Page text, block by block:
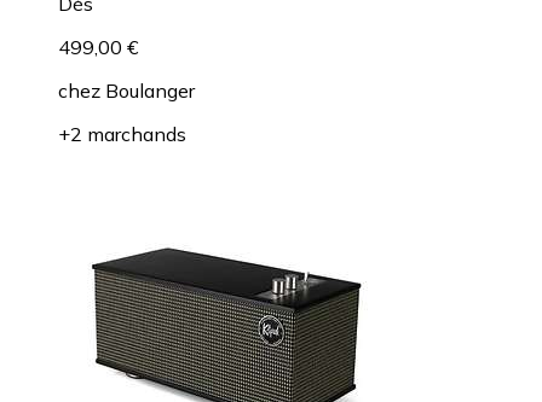
499,00 €
chez Boulanger
+2 marchands